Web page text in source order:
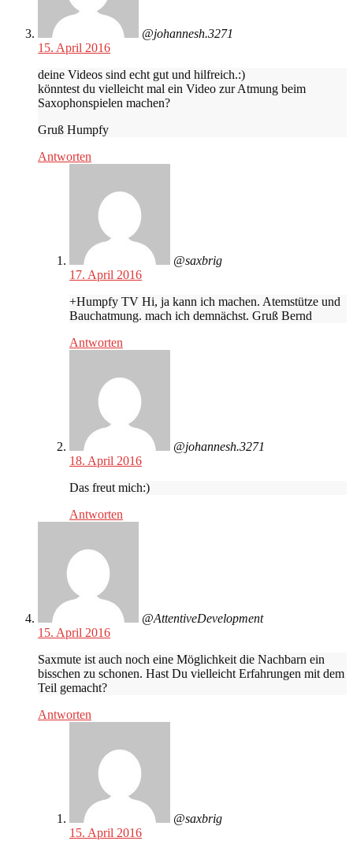
@johannesh.3271
15. April 2016
deine Videos sind echt gut und hilfreich.:)
könntest du vielleicht mal ein Video zur Atmung beim
Saxophonspielen machen?
Gruß Humpfy
Antworten
@saxbrig
17. April 2016
+Humpfy TV Hi, ja kann ich machen. Atemstütze und
Bauchatmung. mach ich demnächst. Gruß Bernd
Antworten
@johannesh.3271
18. April 2016
Das freut mich:)
Antworten
@AttentiveDevelopment
15. April 2016
Saxmute ist auch noch eine Möglichkeit die Nachbarn ein
bisschen zu schonen. Hast Du vielleicht Erfahrungen mit dem
Teil gemacht?
Antworten
@saxbrig
15. April 2016